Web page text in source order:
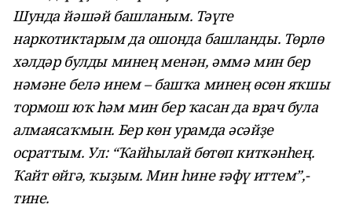
Шунда йәшәй башланым. Тәүге
наркотиктарым да ошонда башланды. Төрлө
хәлдәр булды минең менән, әммә мин бер
нәмәне белә инем – башҡа минең өсөн яҡшы
тормош юҡ һәм мин бер ҡасан да врач була
алмаясаҡмын. Бер көн урамда әсәйҙе
осраттым. Ул: “Ҡайһылай бөтөп киткәнһең.
Ҡайт өйгә, ҡыҙым. Мин һине ғәфү иттем”,-
тине.